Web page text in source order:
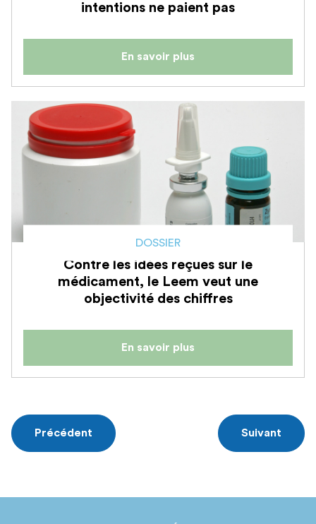
intentions ne paient pas
En savoir plus
DOSSIER
Contre les idées reçues sur le
médicament, le Leem veut une
objectivité des chiffres
En savoir plus
Navigation
des
articles
Précédent Suivant